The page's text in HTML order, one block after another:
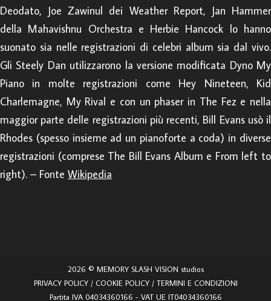
Deodato, Joe Zawinul dei Weather Report, Jan Hammer
della Mahavishnu Orchestra e Herbie Hancock lo hanno
suonato sia nelle registrazioni di celebri album sia dal vivo.
Gli Steely Dan utilizzarono la versione modificata Dyno My
Piano in molte registrazioni come Hey Nineteen, Kid
Charlemagne, My Rival e con un phaser in The Fez e nella
maggior parte delle registrazioni più recenti, Bill Evans usò il
Rhodes (spesso insieme ad un pianoforte a coda) in diverse
registrazioni (comprese The Bill Evans Album e From left to
right). – Fonte Wikipedia
2026 © MEMORY SLASH VISION studios
PRIVACY POLICY/ COOKIE POLICY/ TERMINI E CONDIZIONI
Partita IVA 04034360166 - VAT UE IT04034360166